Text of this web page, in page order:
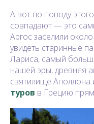
А вот по поводу
совпадают — это
Аргос заселили
увидеть старинные
Лариса, самый
нашей эры, древняя
святилище
туров в Грецию